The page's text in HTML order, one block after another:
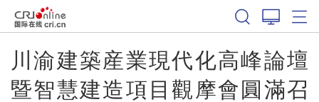
川渝建築産業現代化高峰論壇
暨智慧建造項目觀摩會圓滿召